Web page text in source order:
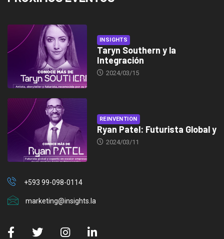
INSIGHTS
Taryn Southern y la
Integración
2024/03/15
REINVENTION
Ryan Patel: Futurista Global y
2024/03/11
+593 99-098-0114
marketing@insights.la